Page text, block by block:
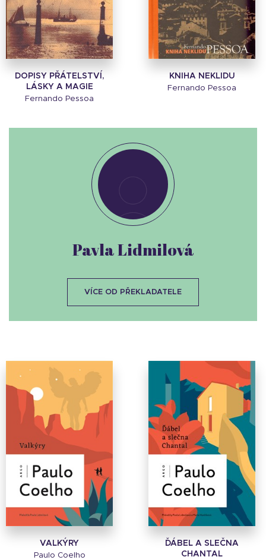
DOPISY PŘÁTELSTVÍ,
LÁSKY A MAGIE
Fernando Pessoa
KNIHA NEKLIDU
Fernando Pessoa
VALKÝRY
Paulo Coelho
ĎÁBEL A SLEČNA
CHANTAL
Pavla Lidmilová
VÍCE OD PŘEKLADATELE